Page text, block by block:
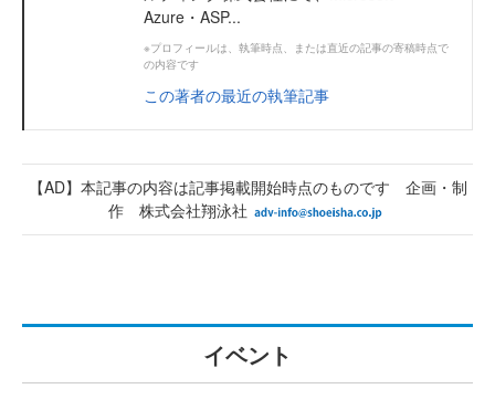
Azure・ASP...
※プロフィールは、執筆時点、または直近の記事の寄稿時点で
の内容です
この著者の最近の執筆記事
【AD】本記事の内容は記事掲載開始時点のものです 企画・制
作 株式会社翔泳社
イベント